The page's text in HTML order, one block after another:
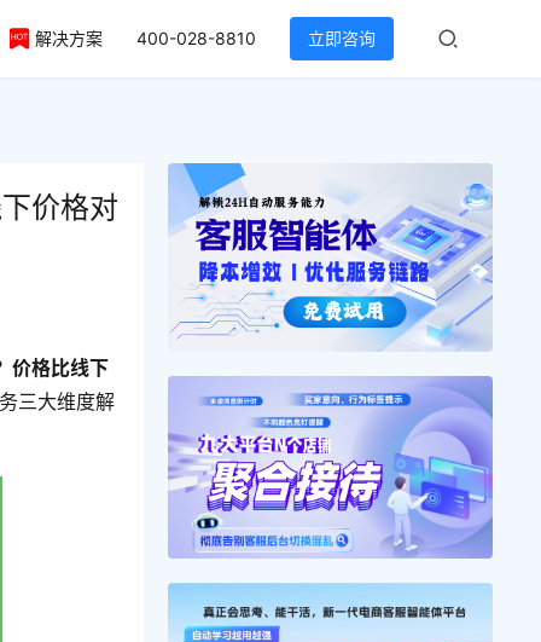
解决方案 400-028-8810 立即咨询
价格对
价格比线下
三大维度解